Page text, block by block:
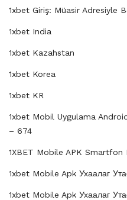
1xbet Giriş: Müasir Adresiyle
1xbet India
1xbet Kazahstan
1xbet Korea
1xbet KR
1xbet Mobil Uygulama
– 674
1XBET Mobile APK Smartfon
1xbet Mobile Apk Ухаалаг
1xbet Mobile Apk Ухаалаг